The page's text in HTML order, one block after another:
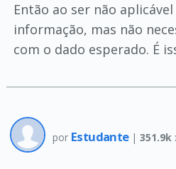
Então ao ser não
informação, mas não
com o dado esperado. É
por Estudante | 351.9k